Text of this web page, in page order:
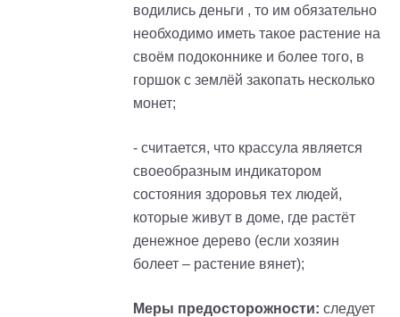
водились деньги , то им обязательно
необходимо иметь такое растение на
своём подоконнике и более того, в
горшок с землёй закопать несколько
монет;
- считается, что крассула является
своеобразным индикатором
состояния здоровья тех людей,
которые живут в доме, где растёт
денежное дерево (если хозяин
болеет – растение вянет);
Меры предосторожности: следует